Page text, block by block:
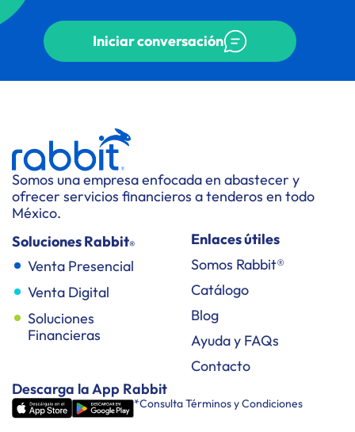
Iniciar conversación
Somos una empresa enfocada en abastecer y
ofrecer servicios financieros a tenderos en todo
México.
Soluciones Rabbit®
Venta Presencial
Venta Digital
Soluciones
Financieras
Enlaces útiles
Somos Rabbit®
Catálogo
Blog
Ayuda y FAQs
Contacto
Descarga la App Rabbit
*Consulta Términos y Condiciones